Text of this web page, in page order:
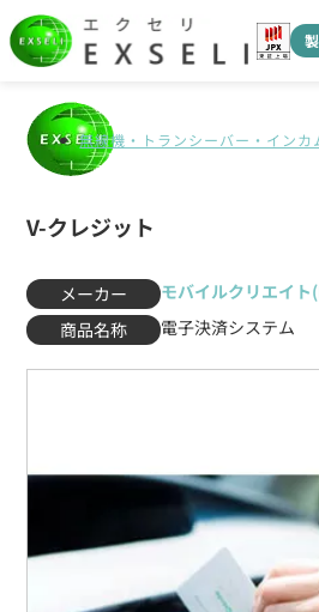
無線機・トランシーバー・インカ
V-クレジット
メーカー
モバイルクリエイト
商品名称
電子決済システム